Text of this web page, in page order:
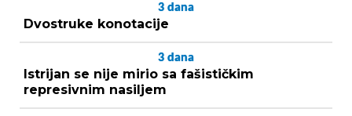
3 dana
Dvostruke konotacije
3 dana
Istrijan se nije mirio sa fašističkim
represivnim nasiljem